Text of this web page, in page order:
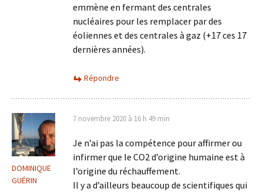
emmène en fermant des centrales
nucléaires pour les remplacer par des
éoliennes et des centrales à gaz (+17 ces 17
dernières années).
Répondre
DOMINIQUE
GUÉRIN
7 novembre 2020 à 16 h 49 min
Je n’ai pas la compétence pour affirmer ou
infirmer que le CO2 d’origine humaine est à
l’origine du réchauffement.
Il y a d’ailleurs beaucoup de scientifiques qui